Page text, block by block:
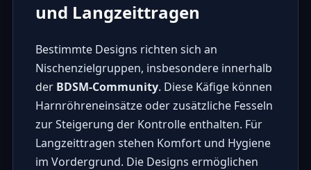
und Langzeittragen
Bestimmte Designs richten sich an
Nischenzielgruppen, insbesondere innerhalb
der BDSM-Community. Diese Käfige können
Harnröhreneinsätze oder zusätzliche Fesseln
zur Steigerung der Kontrolle enthalten. Für
Langzeittragen stehen Komfort und Hygiene
im Vordergrund. Die Designs ermöglichen